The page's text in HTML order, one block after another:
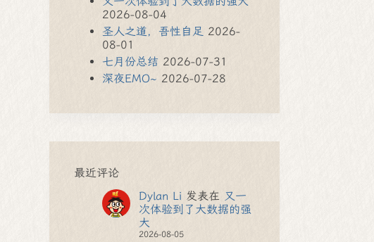
2026-08-04
圣人之道，吾性自足 2026-
08-01
七月份总结 2026-07-31
深夜EMO~ 2026-07-28
最近评论
Dylan Li 发表在 又一
次体验到了大数据的强
大
2026-08-05